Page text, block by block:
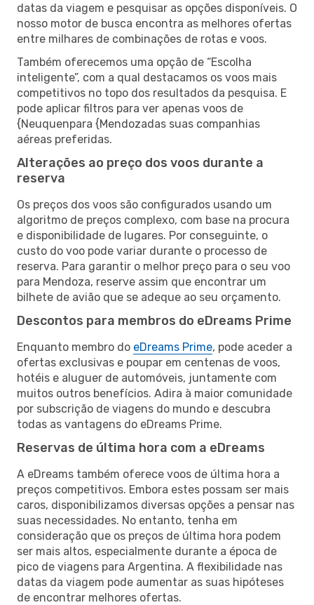
datas da viagem e pesquisar as opções disponíveis. O
nosso motor de busca encontra as melhores ofertas
entre milhares de combinações de rotas e voos.
Também oferecemos uma opção de “Escolha
inteligente”, com a qual destacamos os voos mais
competitivos no topo dos resultados da pesquisa. E
pode aplicar filtros para ver apenas voos de
{Neuquenpara {Mendozadas suas companhias
aéreas preferidas.
Alterações ao preço dos voos durante a
reserva
Os preços dos voos são configurados usando um
algoritmo de preços complexo, com base na procura
e disponibilidade de lugares. Por conseguinte, o
custo do voo pode variar durante o processo de
reserva. Para garantir o melhor preço para o seu voo
para Mendoza, reserve assim que encontrar um
bilhete de avião que se adeque ao seu orçamento.
Descontos para membros do eDreams Prime
Enquanto membro do eDreams Prime, pode aceder a
ofertas exclusivas e poupar em centenas de voos,
hotéis e aluguer de automóveis, juntamente com
muitos outros benefícios. Adira à maior comunidade
por subscrição de viagens do mundo e descubra
todas as vantagens do eDreams Prime.
Reservas de última hora com a eDreams
A eDreams também oferece voos de última hora a
preços competitivos. Embora estes possam ser mais
caros, disponibilizamos diversas opções a pensar nas
suas necessidades. No entanto, tenha em
consideração que os preços de última hora podem
ser mais altos, especialmente durante a época de
pico de viagens para Argentina. A flexibilidade nas
datas da viagem pode aumentar as suas hipóteses
de encontrar melhores ofertas.